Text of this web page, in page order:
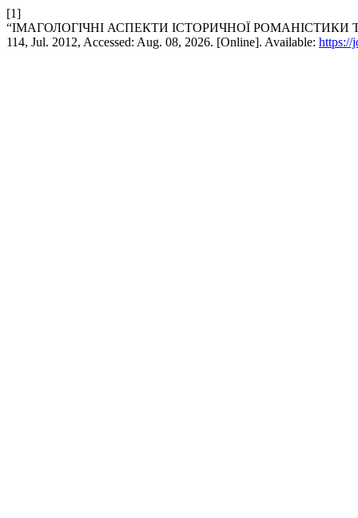
[1]
“ІМАГОЛОГІЧНІ АСПЕКТИ ІСТОРИЧНОЇ
114, Jul. 2012, Accessed: Aug. 08, 2026. [Online]. Available: https://